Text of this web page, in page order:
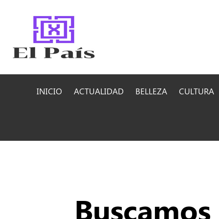
INICIO ACTUALIDAD BELLEZA CULTURA